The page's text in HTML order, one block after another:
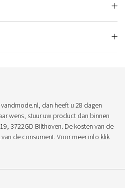
dan heeft u 28 dagen
wens, stuur uw product dan binnen
3722GD Bilthoven. De kosten van de
de consument. Voor meer info klik